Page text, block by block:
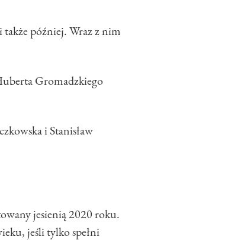
później. Wraz z nim
Gromadzkiego
i Stanisław
jesienią 2020 roku.
jeśli tylko spełni